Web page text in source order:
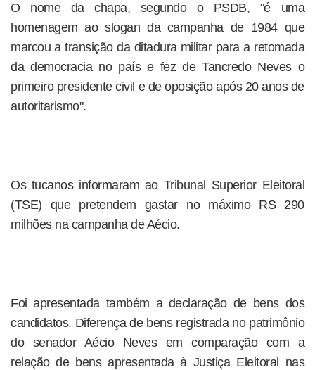
O nome da chapa, segundo o PSDB, "é uma
homenagem ao slogan da campanha de 1984 que
marcou a transição da ditadura militar para a retomada
da democracia no país e fez de Tancredo Neves o
primeiro presidente civil e de oposição após 20 anos de
autoritarismo".
Os tucanos informaram ao Tribunal Superior Eleitoral
(TSE) que pretendem gastar no máximo RS 290
milhões na campanha de Aécio.
Foi apresentada também a declaração de bens dos
candidatos. Diferença de bens registrada no patrimônio
do senador Aécio Neves em comparação com a
relação de bens apresentada à Justiça Eleitoral nas